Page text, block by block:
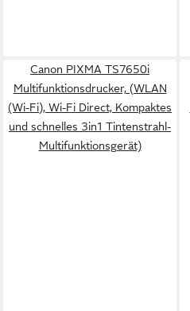
Canon PIXMA TS7650i
Multifunktionsdrucker, (WLAN
(Wi-Fi), Wi-Fi Direct, Kompaktes
und schnelles 3in1 Tintenstrahl-
Multifunktionsgerät)